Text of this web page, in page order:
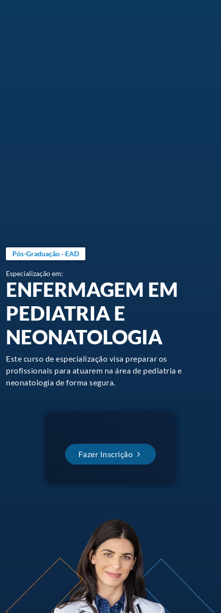
Pós-Graduação - EAD
Especialização em:
ENFERMAGEM EM
PEDIATRIA E
NEONATOLOGIA
Este curso de especialização visa preparar os
profissionais para atuarem na área de pediatria e
neonatologia de forma segura.
Fazer Inscrição